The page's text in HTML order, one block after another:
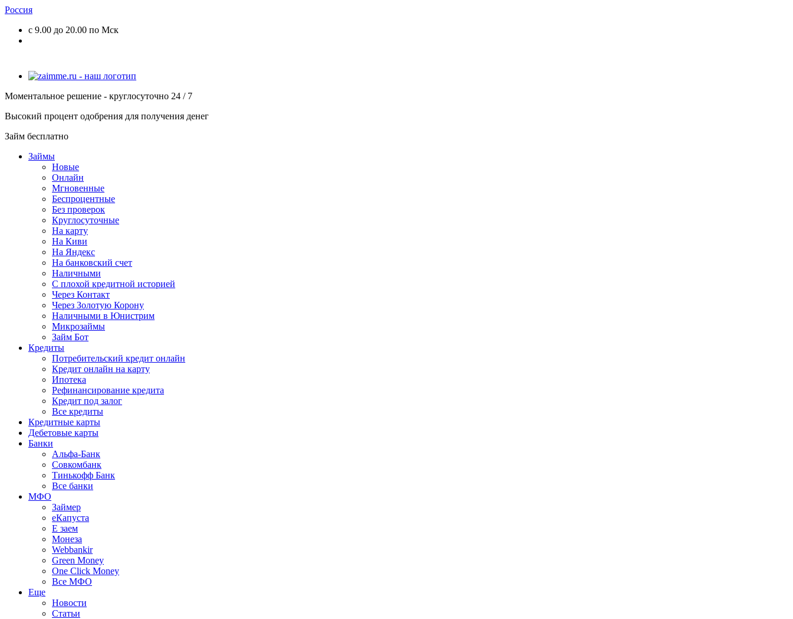
Россия
с 9.00 до 20.00 по Мск
Моментальное решение - круглосуточно 24 / 7
Высокий процент одобрения для получения денег
Займ бесплатно
Займы
Новые
Онлайн
Мгновенные
Беспроцентные
Без проверок
Круглосуточные
На карту
На Киви
На Яндекс
На банковский счет
Наличными
С плохой кредитной историей
Через Контакт
Через Золотую Корону
Наличными в Юнистрим
Микрозаймы
Займ Бот
Кредиты
Потребительский кредит онлайн
Кредит онлайн на карту
Ипотека
Рефинансирование кредита
Кредит под залог
Все кредиты
Кредитные карты
Дебетовые карты
Банки
Альфа-Банк
Совкомбанк
Тинькофф Банк
Все банки
МФО
Займер
еКапуста
Е заем
Монеза
Webbankir
Green Money
One Click Money
Все МФО
Еще
Новости
Статьи